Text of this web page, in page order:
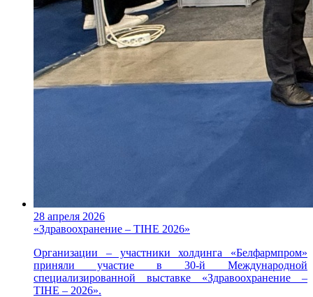
28 апреля 2026
«Здравоохранение – TIHE 2026»
Организации – участники холдинга «Белфармпром»
приняли участие в 30-й Международной
специализированной выставке «Здравоохранение –
TIHE – 2026».